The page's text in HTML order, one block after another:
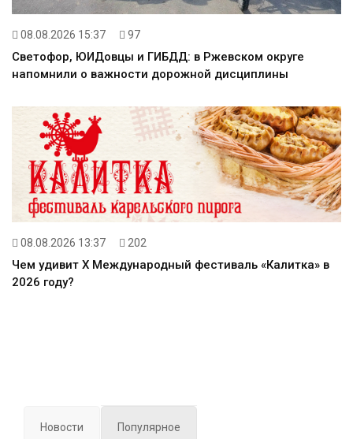
08.08.2026 15:37 97
Светофор, ЮИДовцы и ГИБДД: в Ржевском округе
напомнили о важности дорожной дисциплины
08.08.2026 13:37 202
Чем удивит X Международный фестиваль «Калитка» в
2026 году?
Новости Популярное